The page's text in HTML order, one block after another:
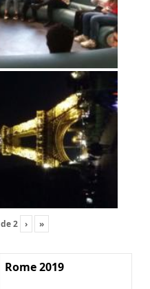
de2 › »
Rome 2019